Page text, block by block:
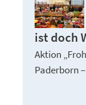
ist doch
Aktion
Paderborn